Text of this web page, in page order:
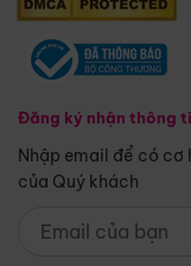
Đăng ký nhận thông
Nhập email để có cơ
của Quý khách